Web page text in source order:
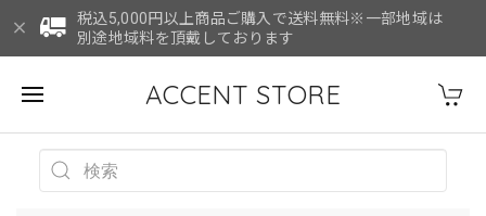
税込5,000円以上商品ご購入で送料無料※一部地域は
別途地域料を頂戴しております
ACCENT STORE